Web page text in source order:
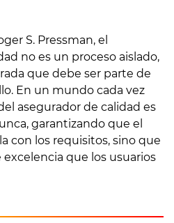
S. Pressman, el
no es un proceso aislado,
que debe ser parte de
En un mundo cada vez
asegurador de calidad es
garantizando que el
con los requisitos, sino que
que los usuarios